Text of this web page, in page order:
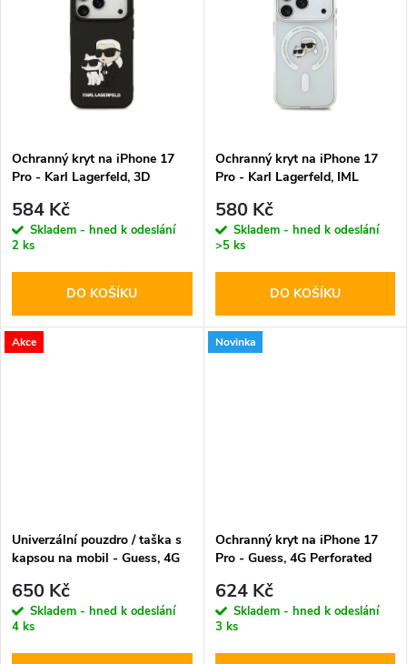
Ochranný kryt na iPhone 17
Pro - Karl Lagerfeld, 3D
Black
584 Kč
Skladem - hned k odeslání
2 ks
DO KOŠÍKU
Ochranný kryt na iPhone 17
Pro - Karl Lagerfeld, IML
Transparent
580 Kč
Skladem - hned k odeslání
>5 ks
DO KOŠÍKU
Akce
Univerzální pouzdro / taška s
kapsou na mobil - Guess, 4G
650 Kč
Skladem - hned k odeslání
4 ks
Novinka
Ochranný kryt na iPhone 17
Pro - Guess, 4G Perforated
624 Kč
Skladem - hned k odeslání
3 ks